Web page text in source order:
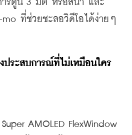
าร์ตูน 3 มิติ หรือสีน้ำ และ
mo ที่ช่วยชะลอวิดีโอได้ง่ายๆ
ประสบการณ์ที่ไม่เหมือนใคร
AMOLED FlexWindow